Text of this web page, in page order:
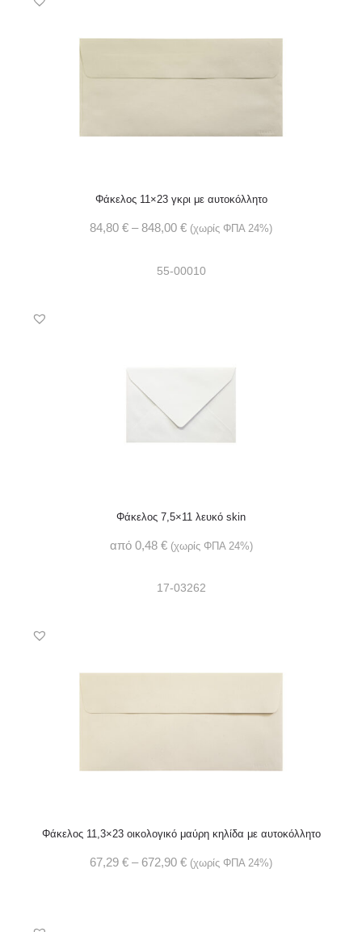
Φάκελος 11×23 γκρι με αυτοκόλλητο
84,80 € – 848,00 € (χωρίς ΦΠΑ 24%)
55-00010
Φάκελος 7,5×11 λευκό skin
από 0,48 € (χωρίς ΦΠΑ 24%)
17-03262
Φάκελος 11,3×23 οικολογικό μαύρη κηλίδα με αυτοκόλλητο
67,29 € – 672,90 € (χωρίς ΦΠΑ 24%)